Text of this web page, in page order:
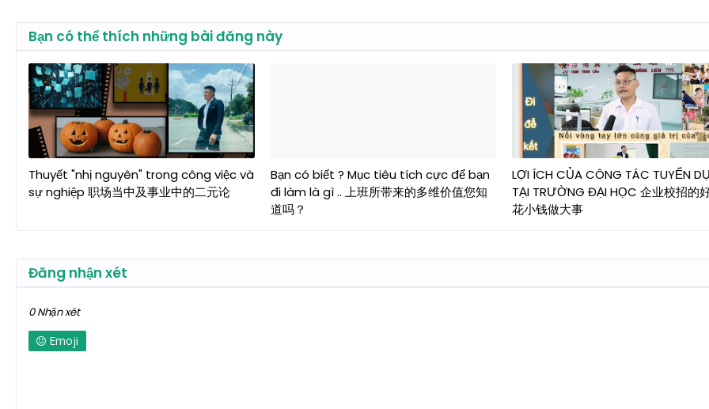
Bạn có thể thích những bài đăng này
Thuyết "nhị nguyên" trong công việc và
sự nghiệp 职场当中及事业中的二元论
Bạn có biết ? Mục tiêu tích cực để bạn
đi làm là gì .. 上班所带来的多维价值您知
道吗？
LỢI ÍCH CỦA CÔNG TÁC TUYỂN
TẠI TRƯỜNG ĐẠI HỌC 企业校招的
花小钱做大事
Đăng nhận xét
0 Nhận xét
Emoji